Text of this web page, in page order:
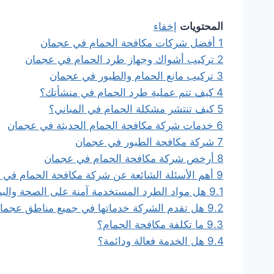
المحتويات إخفاء
1 أفضل شركات مكافحة الحمام في عجمان
2 تركيب أشواك وجهاز طرد الحمام في عجمان
3 تركيب مانع الحمام والطيور في عجمان
4 كيف تتم عملية طرد الحمام في منشأتك؟
5 كيف تنتشر مشكلة الحمام في المباني؟
6 خدمات شركة مكافحة الحمام الحديثة في عجمان
7 شركة مكافحة الطيور في عجمان
8 أرخص شركة مكافحة الحمام في عجمان
9 أهم الأسئلة الشائعة عن شركة مكافحة الحمام
9.1 هل مواد الطرد المستخدمة آمنة على الصحة
9.2 هل تقدم الشركة خدماتها في جميع مناطق
9.3 ما تكلفة مكافحة الحمام؟
9.4 هل الخدمة فعالة ودائمة؟